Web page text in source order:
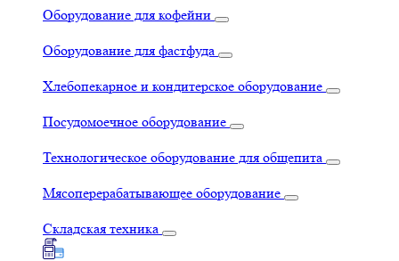
Оборудование для кофейни
Оборудование для фастфуда
Хлебопекарное и кондитерское оборудование
Посудомоечное оборудование
Технологическое оборудование для общепита
Мясоперерабатывающее оборудование
Складская техника